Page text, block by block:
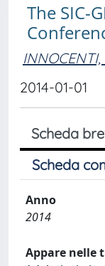
The SIC-
2014-01-01
Scheda
Scheda
Anno
2014
Appare nelle